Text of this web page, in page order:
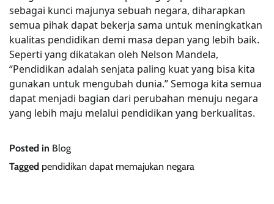
sebagai kunci majunya sebuah negara, diharapkan
semua pihak dapat bekerja sama untuk meningkatkan
kualitas pendidikan demi masa depan yang lebih baik.
Seperti yang dikatakan oleh Nelson Mandela,
“Pendidikan adalah senjata paling kuat yang bisa kita
gunakan untuk mengubah dunia.” Semoga kita semua
dapat menjadi bagian dari perubahan menuju negara
yang lebih maju melalui pendidikan yang berkualitas.
Posted in Blog
Tagged pendidikan dapat memajukan negara